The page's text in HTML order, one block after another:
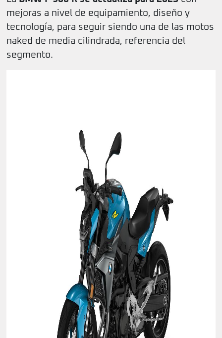
mejoras a nivel de equipamiento, diseño y
tecnología, para seguir siendo una de las motos
naked de media cilindrada, referencia del
segmento.